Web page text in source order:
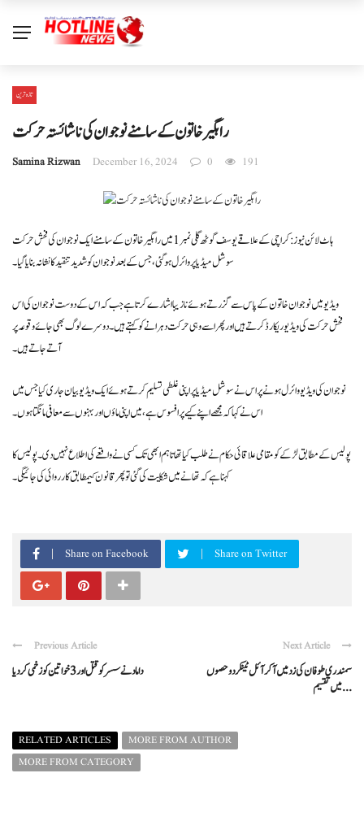
تازہ ترین
راہگیر خاتون کے سامنے نوجوان کی ناشائستہ حرکت
Samina Rizwan December 16, 2024 0 191
ہاٹ لائن نیوز : کراچی کے علاقے یوسف گوٹھ گلی نمبر 1 میں راہگیر خاتون کے سامنے ایک نوجوان کی فحش حرکت
سوشل میڈیا پر وائرل ہوگئی، جس کے بعد نوجوان کو شدید تنقید کا نشانہ بنایا گیا۔
ویڈیو میں نوجوان خاتون کے پاس سے گزرتے ہوئے نازیبا اشارے کرتا ہے جب کہ اس کے دوست نوجوان کی اس
فحش حرکت کی ویڈیو ریکارڈ کرتے ہیں اور پھر اسے وہی حرکت دہرانے کو کہتے ہیں۔ دوسرے لوگ بھی جائے وقوعہ پر
آتے جاتے ہیں۔
نوجوان کی ویڈیو وائرل ہونے پر اس نے سوشل میڈیا پر اپنی غلطی تسلیم کرتے ہوئے ایک ویڈیو بیان جاری کیا جس میں
اس نے کہا کہ مجھے اپنے کیے پر افسوس ہے، میں اپنی ماؤں اور بہنوں سے معافی مانگتا ہوں۔
پولیس کے مطابق لڑکے کو مقامی علاقائی حکام نے طلب کیا تھا تاہم ابھی تک کسی نے واقعے کی اطلاع نہیں دی۔ پولیس کا
کہنا ہے کہ تھانے میں شکایت کی گئی توپھرقانون کیمطابق کارروائی کی جائیگی۔
Share on Facebook Share on Twitter
Previous Article
داماد نےسسر کو قتل اور 3 خواتین کو زخمی کر دیا
Next Article
سمندری طوفان کی زدمیں آ کر آئل ٹینکر دو حصوں
میں تقسیم ...
RELATED ARTICLES
MORE FROM AUTHOR
MORE FROM CATEGORY